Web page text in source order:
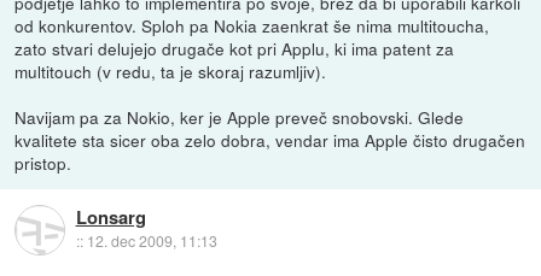
od konkurentov. Sploh pa Nokia zaenkrat še nima multitoucha,
zato stvari delujejo drugače kot pri Applu, ki ima patent za
multitouch (v redu, ta je skoraj razumljiv).
Navijam pa za Nokio, ker je Apple preveč snobovski. Glede
kvalitete sta sicer oba zelo dobra, vendar ima Apple čisto drugačen
pristop.
Lonsarg
:: 12. dec 2009, 11:13